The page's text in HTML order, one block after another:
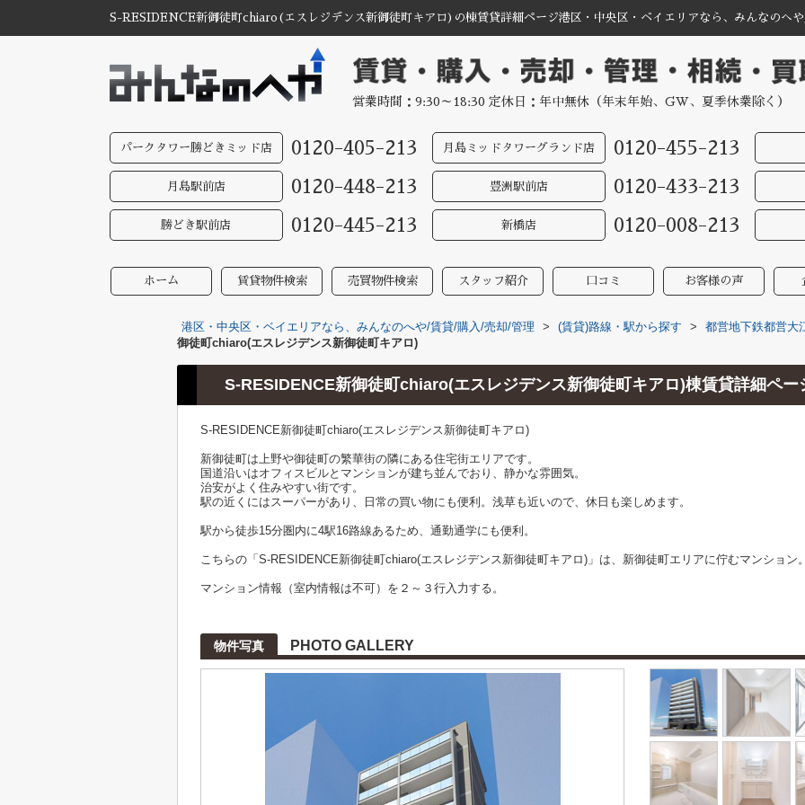
S-RESIDENCE新御徒町chiaro(エスレジデンス新御徒町キアロ)の棟賃貸詳細ページ港区・中央区・ベイエリアなら、みんなの
営業時間：9:30～18:30 定休日：年中無休（年末年始、GW、夏季休業除く）
パークタワー勝どきミッド店 0120-405-213 月島ミッドタワーグランド店 0120-455-213
月島駅前店 0120-448-213 豊洲駅前店 0120-433-213
勝どき駅前店 0120-445-213 新橋店 0120-008-213
ホーム 賃貸物件検索 売買物件検索 スタッフ紹介 口コミ お客様の声
港区・中央区・ベイエリアなら、みんなのへや/賃貸/購入/売却/管理 > (賃貸)路線・駅から探す >
都営地下鉄都営大
御徒町chiaro(エスレジデンス新御徒町キアロ)
S-RESIDENCE新御徒町chiaro(エスレジデンス新御徒町キアロ)棟賃貸詳細ペー
S-RESIDENCE新御徒町chiaro(エスレジデンス新御徒町キアロ)
新御徒町は上野や御徒町の繁華街の隣にある住宅街エリアです。
国道沿いはオフィスビルとマンションが建ち並んでおり、静かな雰囲気。
治安がよく住みやすい街です。
駅の近くにはスーパーがあり、日常の買い物にも便利。浅草も近いので、休日も楽しめます。
駅から徒歩15分圏内に4駅16路線あるため、通勤通学にも便利。
こちらの「S-RESIDENCE新御徒町chiaro(エスレジデンス新御徒町キアロ)」は、新御徒町エリアに佇むマンション
マンション情報（室内情報は不可）を２～３行入力する。
物件写真 PHOTO GALLERY